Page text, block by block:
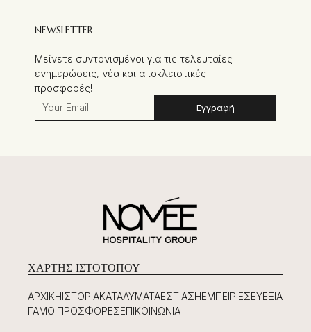
NEWSLETTER
Μείνετε συντονισμένοι για τις τελευταίες
ενημερώσεις, νέα και αποκλειστικές
προσφορές!
Εγγραφή
ΧΆΡΤΗΣ ΙΣΤΟΤΌΠΟΥ
ΑΡΧΙΚΉΙΣΤΟΡΊΑΚΑΤΑΛΎΜΑΤΑΕΣΤΊΑΣΗΕΜΠΕΙΡΊΕΣΕΥΕΞΊΑ
ΓΆΜΟΙΠΡΟΣΦΟΡΈΣΕΠΙΚΟΙΝΩΝΊΑ